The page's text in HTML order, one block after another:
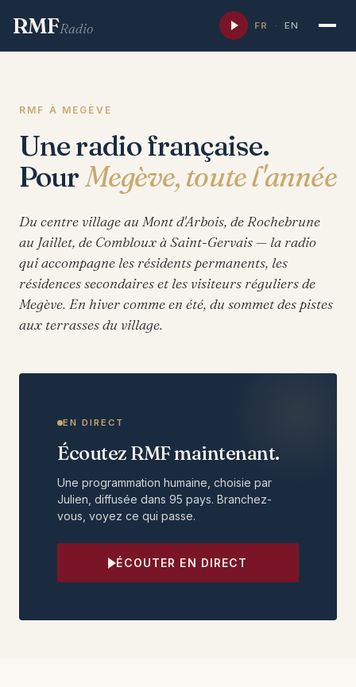
RMFRadio FR · EN
RMF À MEGÈVE
Une radio française.
PourMegève, toute l'année
Du centre village au Mont d'Arbois, de Rochebrune
au Jaillet, de Combloux à Saint-Gervais — la radio
qui accompagne les résidents permanents, les
résidences secondaires et les visiteurs réguliers de
Megève. En hiver comme en été, du sommet des pistes
aux terrasses du village.
EN DIRECT
Écoutez RMF maintenant.
Une programmation humaine, choisie par
Julien, diffusée dans 95 pays. Branchez-
vous, voyez ce qui passe.
ÉCOUTER EN DIRECT